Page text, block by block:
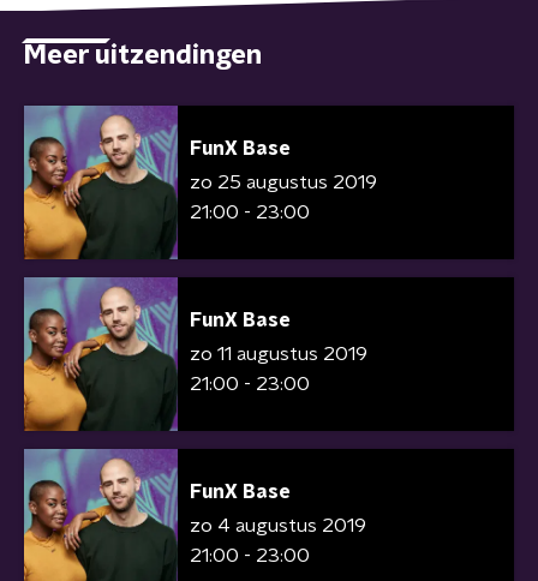
Meer uitzendingen
FunX Base
zo 25 augustus 2019
21:00 - 23:00
FunX Base
zo 11 augustus 2019
21:00 - 23:00
FunX Base
zo 4 augustus 2019
21:00 - 23:00